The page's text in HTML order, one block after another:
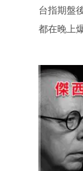
台指期盤
都在晚上